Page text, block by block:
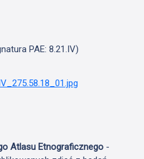
PAE: 8.21.IV)
Atlasu Etnograficznego -